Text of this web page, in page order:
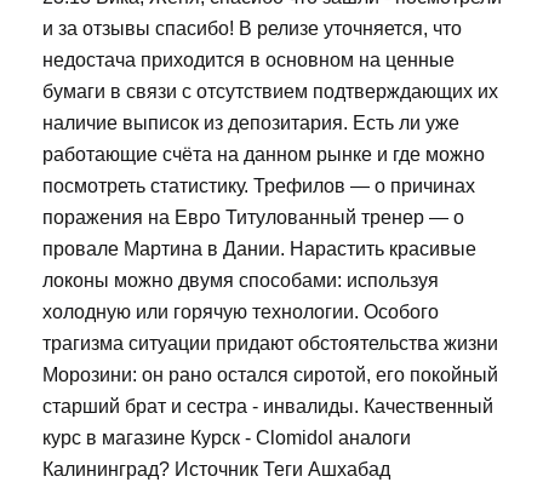
и за отзывы спасибо! В релизе уточняется, что
недостача приходится в основном на ценные
бумаги в связи с отсутствием подтверждающих их
наличие выписок из депозитария. Есть ли уже
работающие счёта на данном рынке и где можно
посмотреть статистику. Трефилов — о причинах
поражения на Евро Титулованный тренер — о
провале Мартина в Дании. Нарастить красивые
локоны можно двумя способами: используя
холодную или горячую технологии. Особого
трагизма ситуации придают обстоятельства жизни
Морозини: он рано остался сиротой, его покойный
старший брат и сестра - инвалиды. Качественный
курс в магазине Курск - Clomidol аналоги
Калининград? Источник Теги Ашхабад